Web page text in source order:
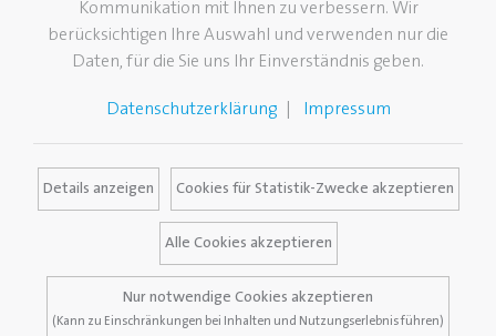
Nachhaltigkeit
Zertifikate
Kataloge
Kontakt
Allgemeine Geschäftsbedingungen
Impressum
Datenschutz
Kommunikation mit Ihnen zu verbessern. Wir
berücksichtigen Ihre Auswahl und verwenden nur die
Daten, für die Sie uns Ihr Einverständnis geben.
Datenschutzerklärung Impressum
Details anzeigen Cookies für Statistik-Zwecke akzeptieren
Alle Cookies akzeptieren
Nur notwendige Cookies akzeptieren
(Kann zu Einschränkungen bei Inhalten und Nutzungserlebnis führen)